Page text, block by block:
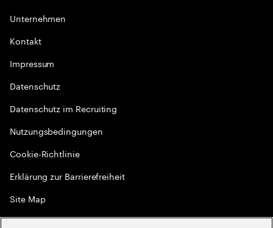
Unternehmen
Kontakt
Impressum
Datenschutz
Datenschutz im Recruiting
Nutzungsbedingungen
Cookie-Richtlinie
Erklärung zur Barrierefreiheit
Site Map
Globale Meritokratie